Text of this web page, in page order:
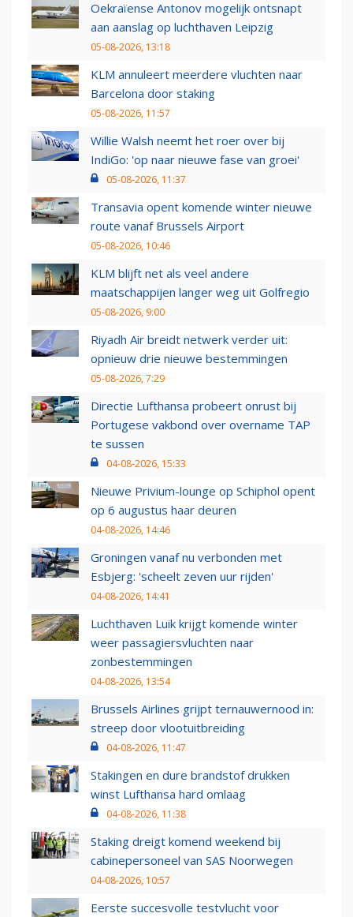
Oekraïense Antonov mogelijk ontsnapt
aan aanslag op luchthaven Leipzig
05-08-2026, 13:18
KLM annuleert meerdere vluchten naar
Barcelona door staking
05-08-2026, 11:57
Willie Walsh neemt het roer over bij
IndiGo: 'op naar nieuwe fase van groei'
05-08-2026, 11:37
Transavia opent komende winter nieuwe
route vanaf Brussels Airport
05-08-2026, 10:46
KLM blijft net als veel andere
maatschappijen langer weg uit Golfregio
05-08-2026, 9:00
Riyadh Air breidt netwerk verder uit:
opnieuw drie nieuwe bestemmingen
05-08-2026, 7:29
Directie Lufthansa probeert onrust bij
Portugese vakbond over overname TAP
te sussen
04-08-2026, 15:33
Nieuwe Privium-lounge op Schiphol opent
op 6 augustus haar deuren
04-08-2026, 14:46
Groningen vanaf nu verbonden met
Esbjerg: 'scheelt zeven uur rijden'
04-08-2026, 14:41
Luchthaven Luik krijgt komende winter
weer passagiersvluchten naar
zonbestemmingen
04-08-2026, 13:54
Brussels Airlines grijpt ternauwernood in:
streep door vlootuitbreiding
04-08-2026, 11:47
Stakingen en dure brandstof drukken
winst Lufthansa hard omlaag
04-08-2026, 11:38
Staking dreigt komend weekend bij
cabinepersoneel van SAS Noorwegen
04-08-2026, 10:57
Eerste succesvolle testvlucht voor